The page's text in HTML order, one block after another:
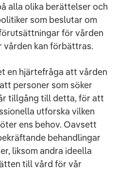
alla olika berättelser och
som beslutar om
för vården
vården kan förbättras.
en hjärtefråga att vården
personer som söker
tillgång till detta, för att
utforska vilken
ens behov. Oavsett
behandlingar
liksom andra ideella
till vård för vår